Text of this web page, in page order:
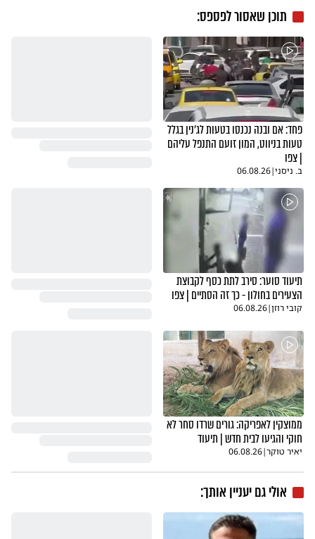
7
אוהבים אותך בלי סוףףףףףףףףף
נני 30.04.13
תוכן שאסור לפספס:
פחד: אם ובנה נכנסו בטעות לג'נין בגלל
טעות בניווט, המון זועם התנפל עליהם
| צפו
ב. ניסני|
06.08.26
תיעוד סוער: סירב לתת כסף לקבוצת
הצעירים בחולון - כך זה הסתיים | צפו
קובי רוזן|
06.08.26
ממוצקין לאפריקה: גורים שרדו סחר לא
חוקי והגיעו לבית חדש | תיעוד
יאיר טוקר|
06.08.26
אולי גם יעניין אותך: